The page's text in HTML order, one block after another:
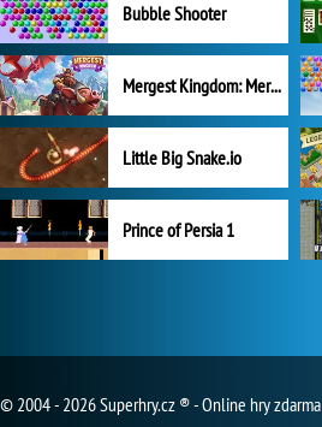
Bubble Shooter
Mergest Kingdom: Merge Puzzle
Little Big Snake.io
Prince of Persia 1
© 2004 - 2026 Superhry.cz ® - Online hry zdarma